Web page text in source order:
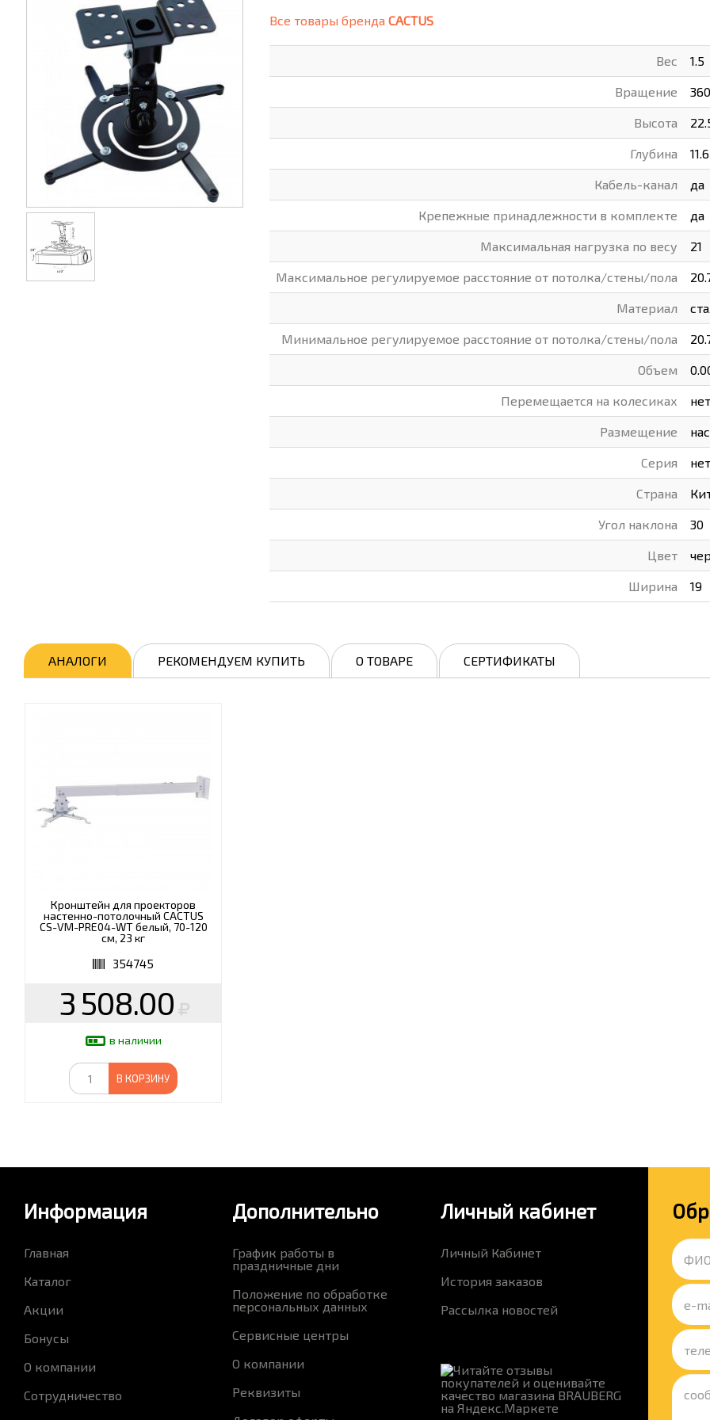
ХОББИ И ТВОРЧЕСТВО ХОЗТОВАРЫ
ЭЛЕКТРОНИКА
Все товары бренда CACTUS
Вес 1.5
Вращение 360
Высота
Глубина 11.6
Кабель-канал да
Крепежные принадлежности в комплекте да
Максимальная нагрузка по весу 21
Максимальное регулируемое расстояние от потолка/стены/пола
Материал
Минимальное регулируемое расстояние от потолка/стены/пола
Объем
Перемещается на колесиках нет
Размещение
Серия нет
Страна
Угол наклона 30
Цвет
Ширина 19
АНАЛОГИ РЕКОМЕНДУЕМ КУПИТЬ О ТОВАРЕ СЕРТИФИКАТЫ
Кронштейн для проекторов
настенно-потолочный CACTUS
CS-VM-PRE04-WT белый, 70-120
см, 23 кг
354745
3 508.00
в наличии
В КОРЗИНУ
Информация
Главная
Каталог
Акции
Бонусы
О компании
Сотрудничество
Дополнительно
График работы в
праздничные дни
Положение по обработке
персональных данных
Сервисные центры
О компании
Реквизиты
Личный кабинет
Личный Кабинет
История заказов
Рассылка новостей